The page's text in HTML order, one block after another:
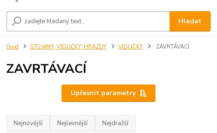
Hledat
Úvod STOJANY, VIDLIČKY, HRAZDY VIDLIČKY ZAVRTÁVACÍ
ZAVRTÁVACÍ
Upřesnit parametry
Nejnovější Nejlevnější Nejdražší